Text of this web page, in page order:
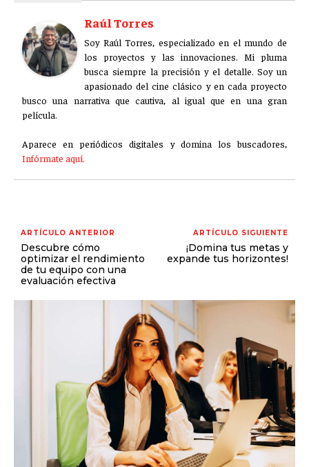
Raúl Torres
Soy Raúl Torres, especializado en el mundo de
los proyectos y las innovaciones. Mi pluma
busca siempre la precisión y el detalle. Soy un
apasionado del cine clásico y en cada proyecto
busco una narrativa que cautiva, al igual que en una gran
película.
Aparece en periódicos digitales y domina los buscadores,
Infórmate aquí.
ARTÍCULO ANTERIOR
Descubre cómo
optimizar el rendimiento
de tu equipo con una
evaluación efectiva
ARTÍCULO SIGUIENTE
¡Domina tus metas y
expande tus horizontes!